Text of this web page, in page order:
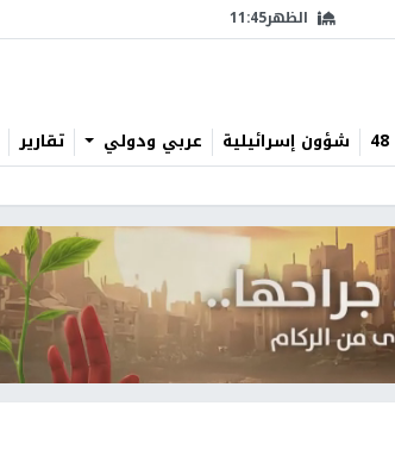
الظهر11:45
شؤون إسرائيلية عربي ودولي تقارير